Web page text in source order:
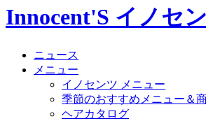
Innocent'S イノセ
ニュース
メニュー
イノセンツ メニュー
季節のおすすめメニュー＆
ヘアカタログ